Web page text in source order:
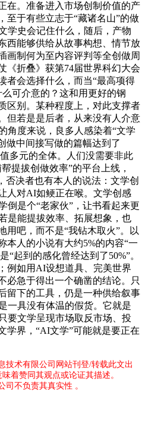
在。准备进入市场创制价值的产
至于有些立志于“藏诸名山”的做
学史会记住什么，随后，产物
西能够供给从故事构想、情节放
画制何为至内容评判等全创做周
《折叠》获第74届世界科幻大会
者会选择什么，而当“最高项得
可介意的？这和用更好的钢
区别。某种程度上，对此支撑者
但若是是后者，从来没有人介意
角度来说，良多人感染着“文学
做中间接写做的篇幅达到了
多元的全体。人们没需要非此
提拔创做效率”的平台上线，
否决者也有本人的说法：文学创
人对AI如鲠正在喉。文学创感
倒是个“老家伙”，让书看起来更
是能提拔效率、拓展想象，也
用吧，而不是“我钻木取火”。以
本人的小说有大约5%的内容“一
“起到的感化曾经达到了50%”。
例如用AI设想道具、完美世界
必急于得出一个确凿的结论。只
留下的工具，仍是一种供给叙事
一具没有体温的假货。它就是
要文学呈现市场取反市场、投
学界，“AI文学”可能就是要正在
技术有限公司网站刊登/转载此文出
着赞同其观点或论证其描述。
司不负责其真实性 。